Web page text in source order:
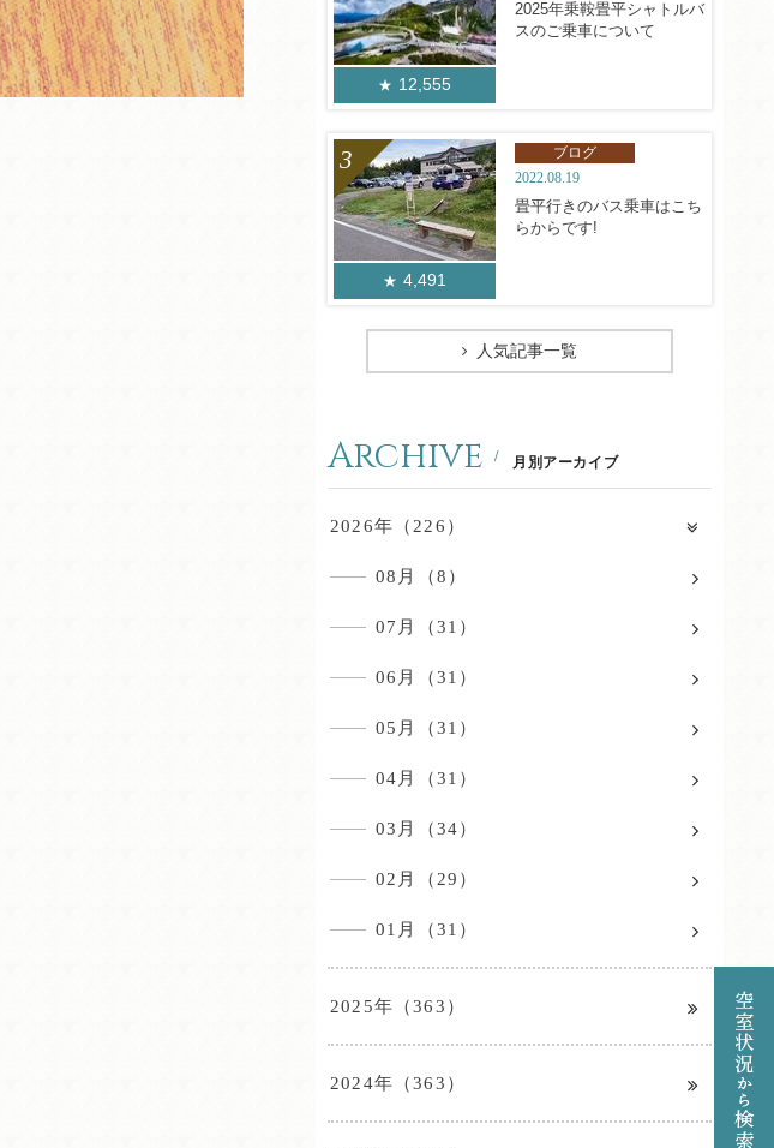
12,555
2025年乗鞍畳平シャトルバ
スのご乗車について
4,491
ブログ
2022.08.19
畳平行きのバス乗車はこち
らからです!
人気記事一覧
Archive 月別アーカイブ
2026年（226）
08月（8）
07月（31）
06月（31）
05月（31）
04月（31）
03月（34）
02月（29）
01月（31）
2025年（363）
2024年（363）